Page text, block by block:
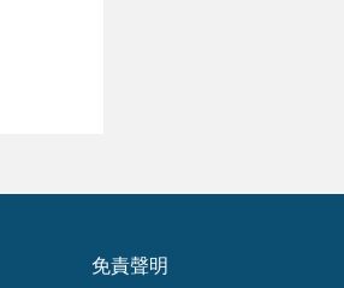
免責聲明